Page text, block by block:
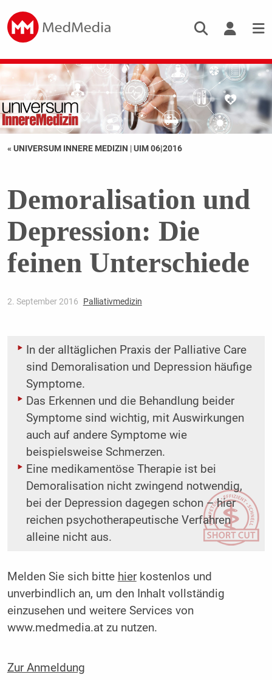
« UNIVERSUM INNERE MEDIZIN |UIM 06|2016
Demoralisation und
Depression: Die
feinen Unterschiede
2. September 2016 Palliativmedizin
In der alltäglichen Praxis der Palliative Care
sind Demoralisation und Depression häufige
Symptome.
Das Erkennen und die Behandlung beider
Symptome sind wichtig, mit Auswirkungen
auch auf andere Symptome wie
beispielsweise Schmerzen.
Eine medikamentöse Therapie ist bei
Demoralisation nicht zwingend notwendig,
bei der Depression dagegen schon – hier
reichen psychotherapeutische Verfahren
alleine nicht aus.
Melden Sie sich bitte hierkostenlos und
unverbindlich an, um den Inhalt vollständig
einzusehen und weitere Services von
www.medmedia.at zu nutzen.
Zur Anmeldung